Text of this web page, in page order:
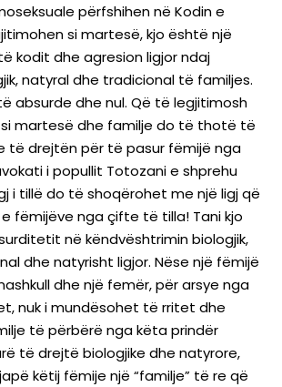
përfshihen në Kodin e
si martesë, kjo është një
kodit dhe agresion ligjor ndaj
natyral dhe tradicional të familjes.
absurde dhe nul. Që të legjitimosh
martesë dhe familje do të thotë të
të drejtën për të pasur fëmijë nga
i popullit Totozani e shprehu
i tillë do të shoqërohet me një ligj që
fëmijëve nga çifte të tilla! Tani kjo
në këndvështrimin biologjik,
dhe natyrisht ligjor. Nëse një fëmijë
dhe një femër, për arsye nga
nuk i mundësohet të rritet dhe
të përbërë nga këta prindër
të drejtë biologjike dhe natyrore,
këtij fëmije një “familje” të re që